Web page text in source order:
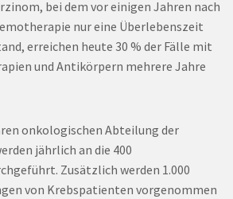
bei dem vor einigen Jahren nach
nur eine Überlebenszeit
erreichen heute 30 % der Fälle mit
und Antikörpern mehrere Jahre
onkologischen Abteilung der
jährlich an die 400
Zusätzlich werden 1.000
von Krebspatienten vorgenommen